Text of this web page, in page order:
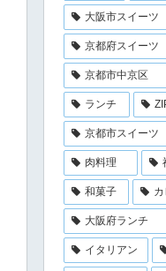
大阪市スイーツ
京都府スイーツ
京都市中京区
ランチ
京都市スイーツ
肉料理
和菓子
大阪府ランチ
イタリアン